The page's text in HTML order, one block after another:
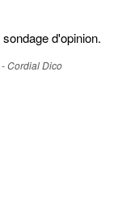
d'opinion.
Cordial Dico